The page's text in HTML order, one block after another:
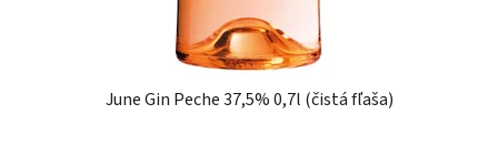
June Gin Peche 37,5% 0,7l (čistá fľaša)